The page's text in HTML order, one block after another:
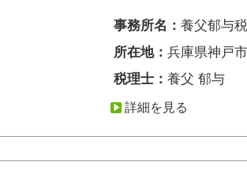
事務所名： 養父郁与
所在地： 兵庫県神戸
税理士： 養父 郁与
詳細を見る